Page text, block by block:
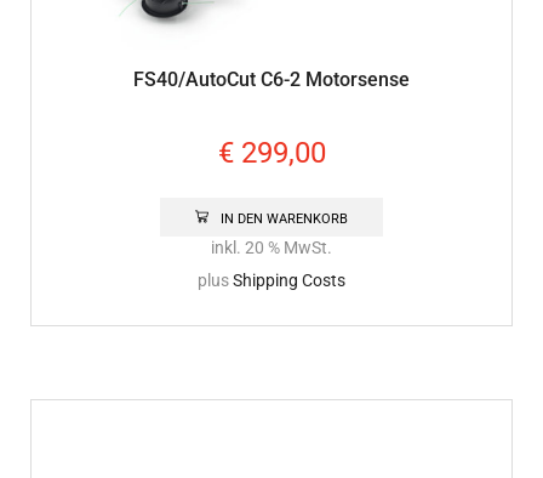
FS40/AutoCut C6-2 Motorsense
€299,00
IN DEN WARENKORB
inkl. 20 % MwSt.
plusShipping Costs